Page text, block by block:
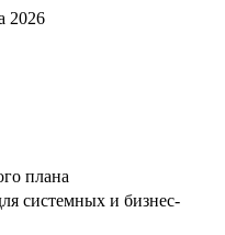
рынка, как
корпорации и какие
тем, кто хочет усилить
2026
плана
системных и бизнес-